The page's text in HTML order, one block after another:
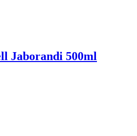
Jaborandi 500ml